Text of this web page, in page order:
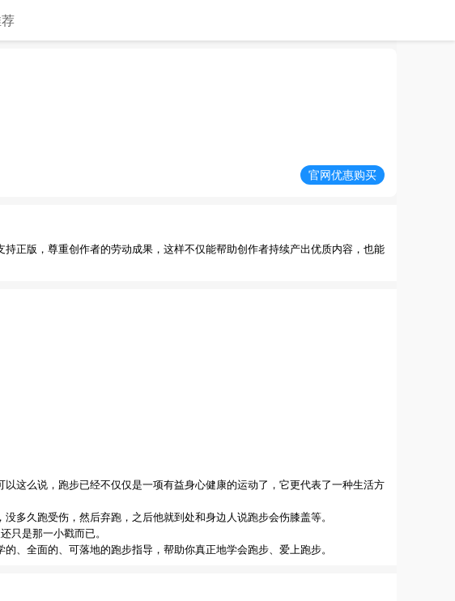
官网优惠购买
正版，尊重创作者的劳动成果，这样不仅能帮助创作者持续产出优质内容，也能
这么说，跑步已经不仅仅是一项有益身心健康的运动了，它更代表了一种生活方
多久跑受伤，然后弃跑，之后他就到处和身边人说跑步会伤膝盖等。
只是那一小戳而已。
、全面的、可落地的跑步指导，帮助你真正地学会跑步、爱上跑步。